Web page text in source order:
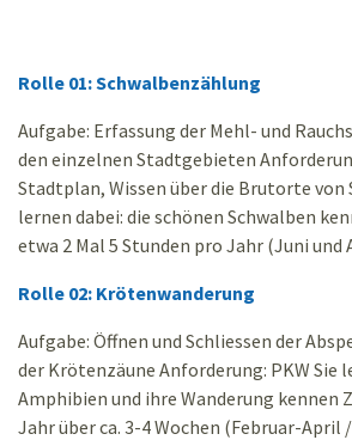
Rolle 01: Schwalbenzählung
Aufgabe: Erfassung der Mehl- und
den einzelnen Stadtgebieten
Stadtplan, Wissen über die Brutorte von
lernen dabei: die schönen Schwalben
etwa 2 Mal 5 Stunden pro Jahr (Juni und
Rolle 02: Krötenwanderung
Aufgabe: Öffnen und Schliessen der
der Krötenzäune Anforderung: PKW Sie
Amphibien und ihre Wanderung kennen
Jahr über ca. 3-4 Wochen (Februar-